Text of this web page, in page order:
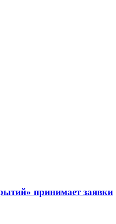
принимает заявки